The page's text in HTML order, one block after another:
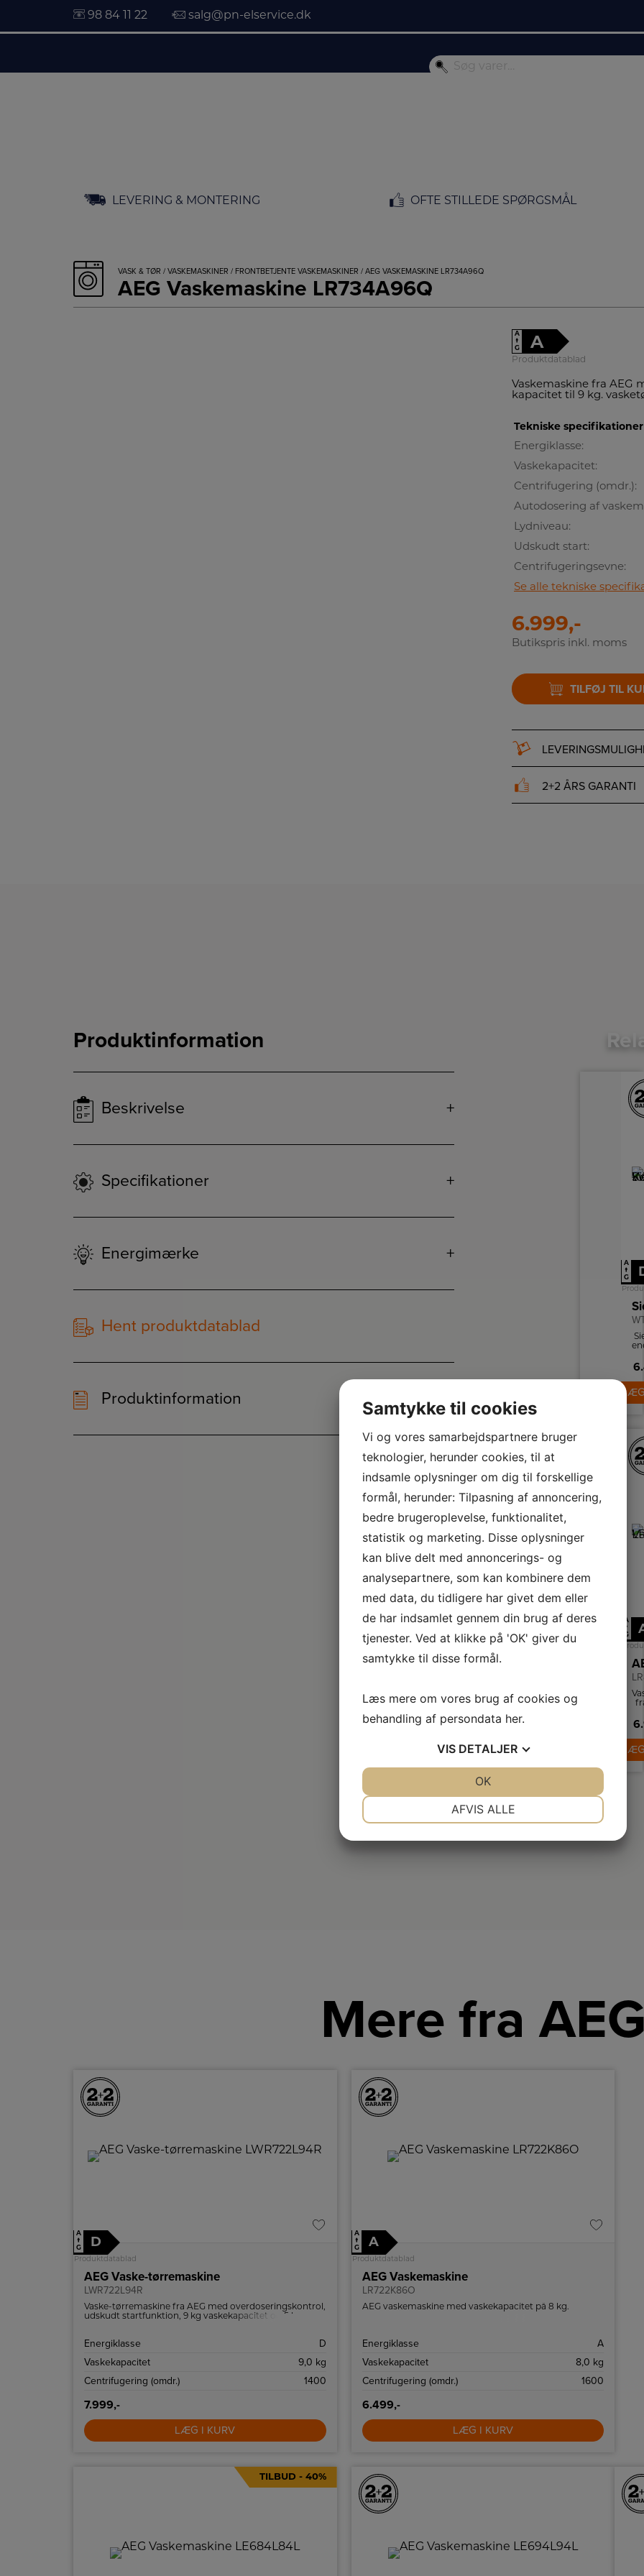
98 84 11 22 salg@pn-elservice.dk
LEVERING & MONTERING OFTE STILLEDE SPØRGSMÅL
VASK & TØR / VASKEMASKINER / FRONTBETJENTE VASKEMASKINER / AEG VASKEMASKINE LR734A96Q
AEG Vaskemaskine LR734A96Q
A
↑
G
A
Produktdatablad
Vaskemaskine fra AEG
kapacitet til 9 kg.
Tekniske specifikationer
Energiklasse:
Vaskekapacitet:
Centrifugering (omdr.):
Autodosering af
Lydniveau:
Udskudt start:
Centrifugeringsevne:
Se alle tekniske
6.999,-
Butikspris inkl. moms
TILFØJ TIL
2+2 ÅRS GARANTI
Produktinformation
Beskrivelse
Specifikationer
Energimærke
Hent produktdatablad
Produktinformation
A
↑
G
A
↑
G
Mere fra AEG
A
↑
G
D
Produktdatablad
AEG Vaske-tørremaskine
LWR722L94R
Vaske-tørremaskine fra AEG med overdoseringskontrol,
udskudt startfunktion, 9 kg vaskekapacitet og 5 kg
Energiklasse
D
Vaskekapacitet
9,0 kg
Centrifugering (omdr.)
1400
7.999,-
LÆG I KURV
A
↑
G
A
Produktdatablad
AEG Vaskemaskine
LR722K86O
AEG vaskemaskine med vaskekapacitet på 8 kg.
Energiklasse
A
Vaskekapacitet
8,0 kg
Centrifugering (omdr.)
1600
6.499,-
LÆG I KURV
TILBUD - 40%
Samtykke til cookies
Vi og vores samarbejdspartnere bruger
teknologier, herunder cookies, til at
indsamle oplysninger om dig til forskellige
formål, herunder: Tilpasning af annoncering,
bedre brugeroplevelse, funktionalitet,
statistik og marketing. Disse oplysninger
kan blive delt med annoncerings- og
analysepartnere, som kan kombinere dem
med data, du tidligere har givet dem eller
de har indsamlet gennem din brug af deres
tjenester. Ved at klikke på 'OK' giver du
samtykke til disse formål.
Læs mere om vores brug af cookies og
behandling af persondata her.
VIS DETALJER
AFVIS ALLE
OK